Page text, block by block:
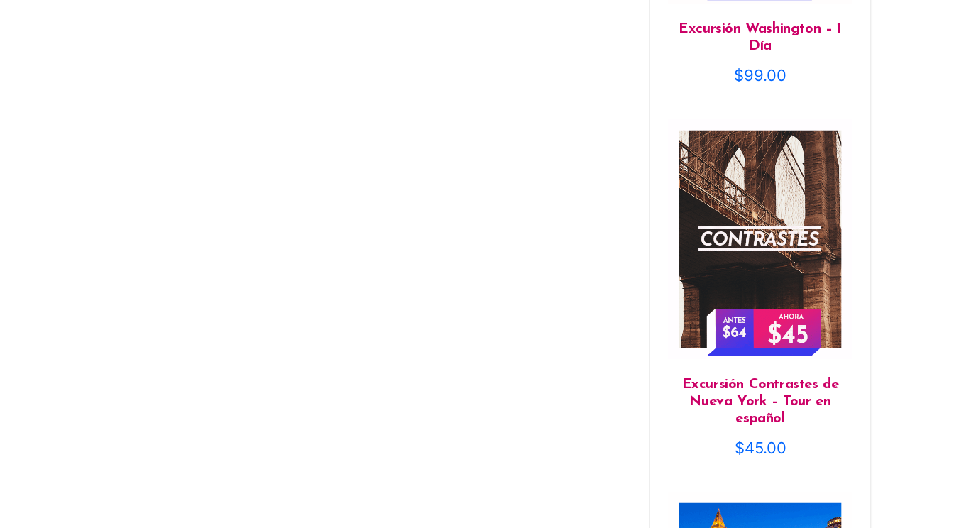
Excursión Washington – 1
Día
$99.00
Excursión Contrastes de
Nueva York – Tour en
español
$45.00